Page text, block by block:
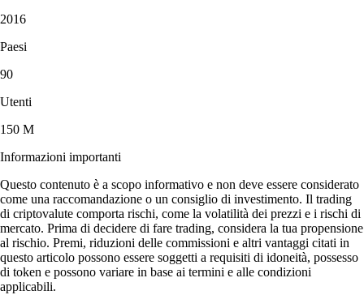
2016
Paesi
90
Utenti
150 M
Informazioni importanti
Questo contenuto è a scopo informativo e non deve essere considerato
come una raccomandazione o un consiglio di investimento. Il trading
di criptovalute comporta rischi, come la volatilità dei prezzi e i rischi di
mercato. Prima di decidere di fare trading, considera la tua propensione
al rischio. Premi, riduzioni delle commissioni e altri vantaggi citati in
questo articolo possono essere soggetti a requisiti di idoneità, possesso
di token e possono variare in base ai termini e alle condizioni
applicabili.